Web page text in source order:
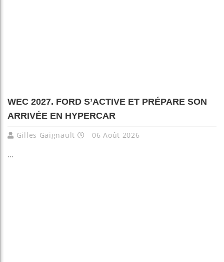
WEC 2027. FORD S’ACTIVE ET PRÉPARE SON
ARRIVÉE EN HYPERCAR
Gilles Gaignault 06 Août 2026
...